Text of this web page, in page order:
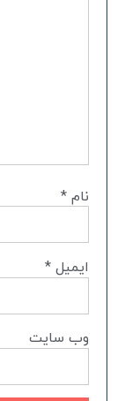
نام *
ایمیل *
وب‌ سایت